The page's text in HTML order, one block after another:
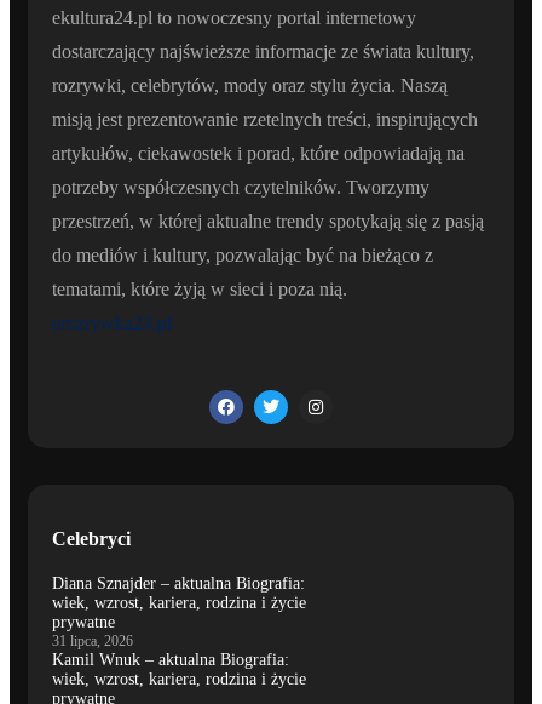
ekultura24.pl to nowoczesny portal internetowy
dostarczający najświeższe informacje ze świata kultury,
rozrywki, celebrytów, mody oraz stylu życia. Naszą
misją jest prezentowanie rzetelnych treści, inspirujących
artykułów, ciekawostek i porad, które odpowiadają na
potrzeby współczesnych czytelników. Tworzymy
przestrzeń, w której aktualne trendy spotykają się z pasją
do mediów i kultury, pozwalając być na bieżąco z
tematami, które żyją w sieci i poza nią.
erozrywka24.pl
Celebryci
Diana Sznajder – aktualna Biografia:
wiek, wzrost, kariera, rodzina i życie
prywatne
31 lipca, 2026
Kamil Wnuk – aktualna Biografia:
wiek, wzrost, kariera, rodzina i życie
prywatne